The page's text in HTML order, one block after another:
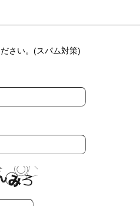
さい。(スパム対策)